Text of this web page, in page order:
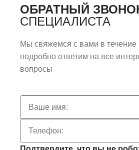
ОБРАТНЫЙ
СПЕЦИАЛИСТА
Мы свяжемся с вами в течение
подробно ответим на все
вопросы